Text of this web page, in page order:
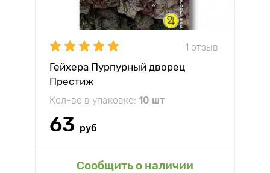
1 отзыв
Гейхера Пурпурный дворец
Престиж
Кол-во в упаковке: 10 шт
63 руб
Сообщить о наличии